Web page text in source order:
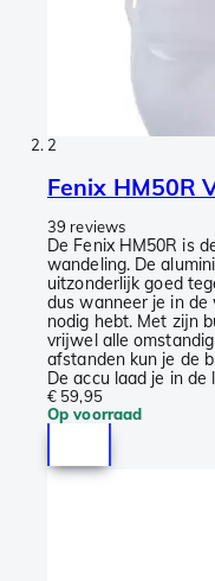
2
Fenix HM50R
39 reviews
De Fenix HM50R is
wandeling. De
uitzonderlijk goed
dus wanneer je in
nodig hebt. Met zijn
vrijwel alle
afstanden kun je de
De accu laad je in
€ 59,95
Op voorraad